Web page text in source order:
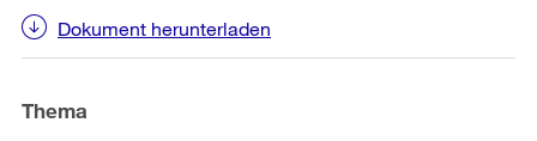
Dokument herunterladen
Thema